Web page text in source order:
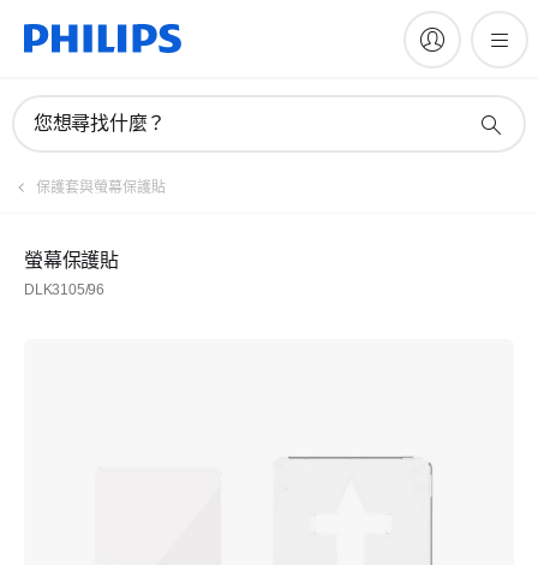
您想尋找什麼？
保護套與螢幕保護貼
螢幕保護貼
DLK3105/96